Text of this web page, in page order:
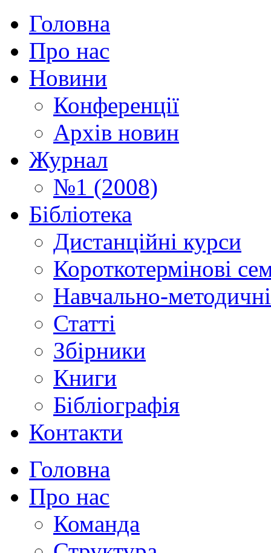
Головна
Про нас
Новини
Конференції
Архів новин
Журнал
№1 (2008)
Бібліотека
Дистанційні курси
Короткотермінові
Навчально-
Статті
Збірники
Книги
Бібліографія
Контакти
Головна
Про нас
Команда